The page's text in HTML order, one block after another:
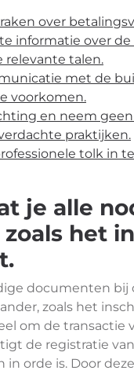
over
informatie over
relevante talen.
met de
voorkomen.
en neem
praktijken.
tolk in
je alle
het
documenten
zoals het
om de transactie
de registratie
in orde is. Door